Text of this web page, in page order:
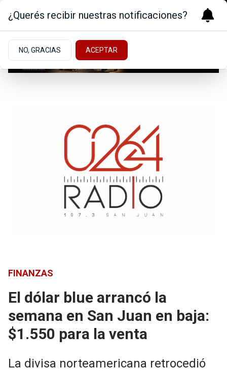
FINANZAS
El dólar blue arrancó la
semana en San Juan en baja:
$1.550 para la venta
La divisa norteamericana retrocedió
¿Querés recibir nuestras notificaciones?
NO, GRACIAS ACEPTAR